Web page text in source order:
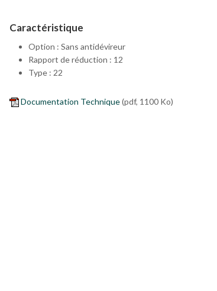
Caractéristique
Option : Sans antidévireur
Rapport de réduction : 12
Type : 22
Documentation Technique(pdf, 1100 Ko)